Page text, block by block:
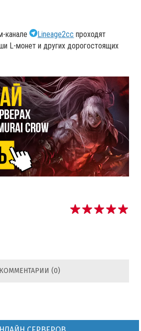
канале Lineage2cc проходят
L-монет и других дорогостоящих
КОММЕНТАРИИ (0)